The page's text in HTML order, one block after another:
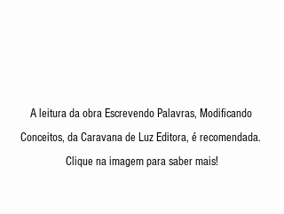
A leitura da obra Escrevendo Palavras, Modificando
Conceitos, da Caravana de Luz Editora, é recomendada.
Clique na imagem para saber mais!